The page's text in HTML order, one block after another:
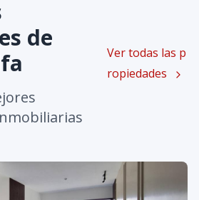
de
Ver todas las p
ropiedades